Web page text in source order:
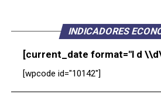
INDICADORES
[current_date format="l d
[wpcode id="10142"]